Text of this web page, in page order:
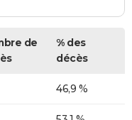
de
% des
décès
46,9 %